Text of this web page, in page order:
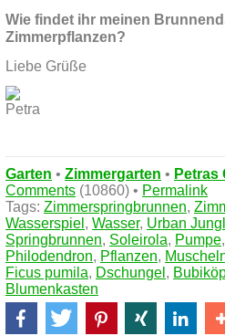
Wie findet ihr meinen
Zimmerpflanzen?
Liebe Grüße
Garten • Zimmergarten • Petras
Comments (10860) • Permalink
Tags: Zimmerspringbrunnen,
Wasserspiel , Wasser, Urban
Springbrunnen, Soleirola, Pumpe
Philodendron, Pflanzen,
Ficus pumila, Dschungel ,
Blumenkasten